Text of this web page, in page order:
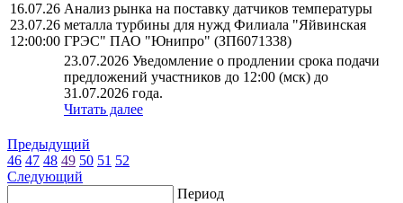
16.07.26
23.07.26
12:00:00
Анализ рынка на поставку датчиков температуры
металла турбины для нужд Филиала "Яйвинская
ГРЭС" ПАО "Юнипро" (ЗП6071338)
23.07.2026 Уведомление о продлении срока подачи
предложений участников до 12:00 (мск) до
31.07.2026 года.
Читать далее
Предыдущий
46 47 48 49 50 51 52
Следующий
Период